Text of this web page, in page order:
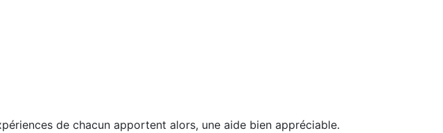
de chacun apportent alors, une aide bien appréciable.